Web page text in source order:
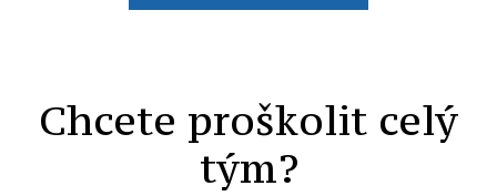
Chcete proškolit celý
tým?